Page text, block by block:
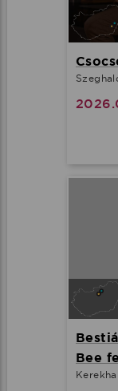
Bee